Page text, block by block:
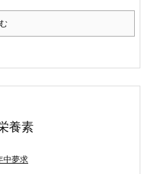
養素
中夢求